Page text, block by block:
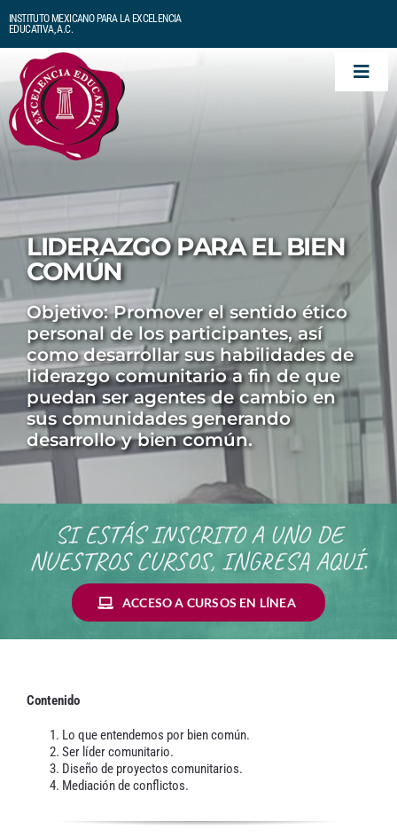
INSTITUTO MEXICANO PARA LA EXCELENCIA
EDUCATIVA, A.C.
Cursos
Biblioteca
Para saber más
Contacto
LIDERAZGO PARA EL BIEN
COMÚN
Objetivo: Promover el sentido ético
personal de los participantes, así
como desarrollar sus habilidades de
liderazgo comunitario a fin de que
puedan ser agentes de cambio en
sus comunidades generando
desarrollo y bien común.
SI ESTÁS INSCRITO A UNO DE
NUESTROS CURSOS, INGRESA AQUÍ.
ACCESO A CURSOS EN LÍNEA
Contenido
Lo que entendemos por bien común.
Ser líder comunitario.
Diseño de proyectos comunitarios.
Mediación de conflictos.